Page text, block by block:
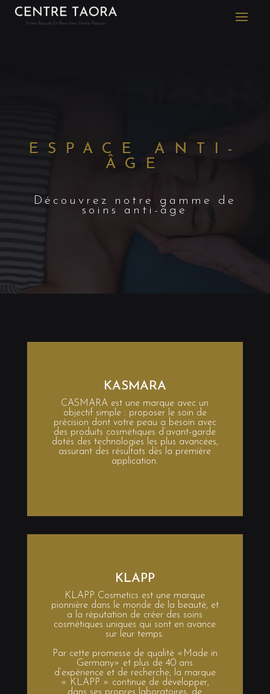
ESPACE ANTI-
ÂGE
Découvrez notre gamme de
soins anti-âge
KASMARA
CASMARA est une marque avec un
objectif simple : proposer le soin de
précision dont votre peau a besoin avec
des produits cosmétiques d’avant-garde
dotés des technologies les plus avancées,
assurant des résultats dès la première
application.
KLAPP
KLAPP Cosmetics est une marque
pionnière dans le monde de la beauté, et
a la réputation de créer des soins
cosmétiques uniques qui sont en avance
sur leur temps.
Par cette promesse de qualité «Made in
Germany» et plus de 40 ans
d’expérience et de recherche, la marque
« KLAPP » continue de développer,